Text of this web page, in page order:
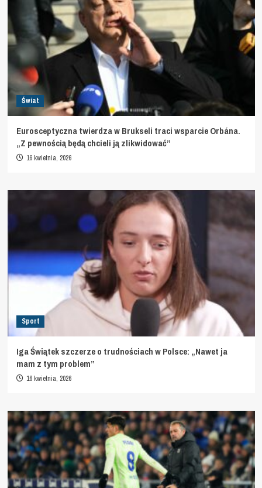
Świat
Eurosceptyczna twierdza w Brukseli traci wsparcie Orbána.
„Z pewnością będą chcieli ją zlikwidować”
16 kwietnia, 2026
Sport
Iga Świątek szczerze o trudnościach w Polsce: „Nawet ja
mam z tym problem”
16 kwietnia, 2026